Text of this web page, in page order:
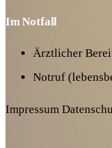
Im Notfall
Ärztlicher
Notruf
Impressum